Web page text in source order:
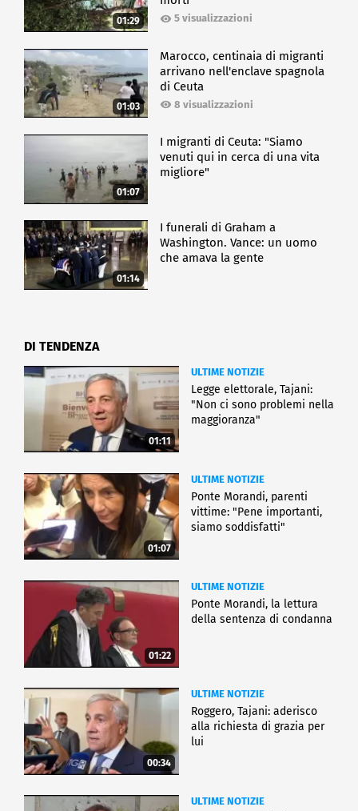
01:29 5 visualizzazioni
01:03
Marocco, centinaia di migranti
arrivano nell'enclave spagnola
di Ceuta
8 visualizzazioni
01:07
I migranti di Ceuta: "Siamo
venuti qui in cerca di una vita
migliore"
01:14
I funerali di Graham a
Washington. Vance: un uomo
che amava la gente
DI TENDENZA
01:11
ULTIME NOTIZIE
Legge elettorale, Tajani:
"Non ci sono problemi nella
maggioranza"
01:07
ULTIME NOTIZIE
Ponte Morandi, parenti
vittime: "Pene importanti,
siamo soddisfatti"
01:22
ULTIME NOTIZIE
Ponte Morandi, la lettura
della sentenza di condanna
00:34
ULTIME NOTIZIE
Roggero, Tajani: aderisco
alla richiesta di grazia per
lui
ULTIME NOTIZIE